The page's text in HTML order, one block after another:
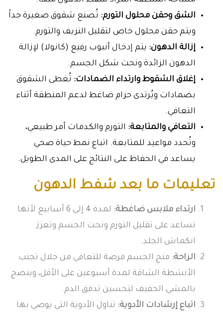
الشق وحقن محلول التورم: تُصنع شقوق صغيرة جداً
ويتم حقن محلول خاص لتقليل النزيف والتورم.
إزالة الدهون: يتم إدخال أنبوب رفيع (كانولا) لإزالة
الدهون الزائدة ونحت شكل الجسم.
إغلاق الشقوط وارتداء الضمادات: تُغطى الشقوق
بضمادات ويُرتدى حزام ضاغط لدعم المنطقة أثناء
التعافي.
التعافي والمتابعة: التورم والكدمات أمر طبيعي،
وتُحدد مواعيد للمتابعة. اتباع نمط حياة صحي
يساعد في الحفاظ على النتائج على المدى الطويل.
تعليمات ما بعد شفط الدهون
ارتداء ملابس ضاغطة:
لمدة 4 إلى 6 أسابيع لأنها
تساعد على تقليل التورم ونحت الجسم وتعزز
انكماش الجلد.
الراحة: منح الجسم فرصة للتعافي من خلال تجنب
الأنشطة الشاقة لمدة أسبوعين على الأقل، وينصح
بالمشي الخفيف لتحسين تدفق الدم.
اتباع إرشادات الأدوية: تناول الأدوية التي يوصي بها